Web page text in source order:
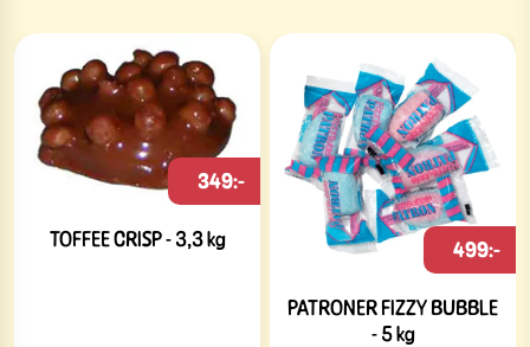
TOFFEE CRISP - 3,3 kg
349:-
PATRONER FIZZY BUBBLE
- 5 kg
499:-